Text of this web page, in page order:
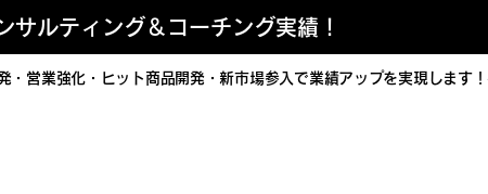
ルティング＆コーチング実績！
・営業強化・ヒット商品開発・新市場参入で業績アップを実現します